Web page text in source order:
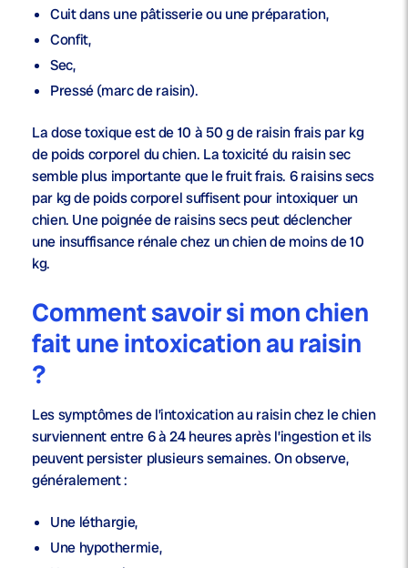
Cuit dans une pâtisserie ou une préparation,
Confit,
Sec,
Pressé (marc de raisin).
La dose toxique est de 10 à 50 g de raisin frais par kg
de poids corporel du chien. La toxicité du raisin sec
semble plus importante que le fruit frais. 6 raisins secs
par kg de poids corporel suffisent pour intoxiquer un
chien. Une poignée de raisins secs peut déclencher
une insuffisance rénale chez un chien de moins de 10
kg.
Comment savoir si mon chien
fait une intoxication au raisin
?
Les symptômes de l’intoxication au raisin chez le chien
surviennent entre 6 à 24 heures après l’ingestion et ils
peuvent persister plusieurs semaines. On observe,
généralement :
Une léthargie,
Une hypothermie,